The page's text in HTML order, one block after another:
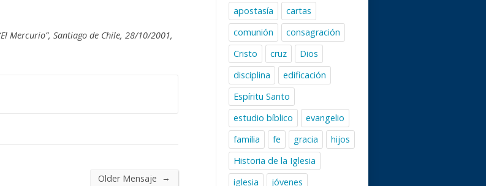
Mercurio”, Santiago de Chile, 28/10/2001,
Older Mensaje →
apostasía
cartas
comunión
consagración
Cristo
cruz
Dios
disciplina
edificación
Espíritu Santo
estudio bíblico
evangelio
familia
fe gracia
hijos
Historia de la Iglesia
iglesia
jóvenes